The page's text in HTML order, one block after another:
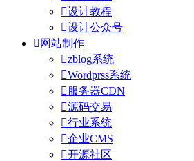
设计教程
设计公众号
 网站制作
zblog系统
Wordprss系统
 服务器CDN
源码交易
行业系统
企业CMS
开源社区